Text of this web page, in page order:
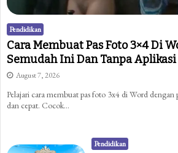
Pendidikan
Cara Membuat Pas Foto 3×4 Di
Semudah Ini Dan Tanpa
August 7, 2026
Pelajari cara membuat pas foto 3x4 di Word
dan cepat. Cocok…
Pendidikan